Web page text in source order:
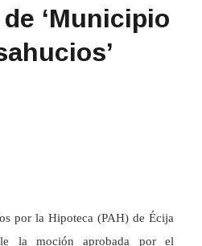
‘Municipio
por la Hipoteca (PAH) de Écija
la moción aprobada por el